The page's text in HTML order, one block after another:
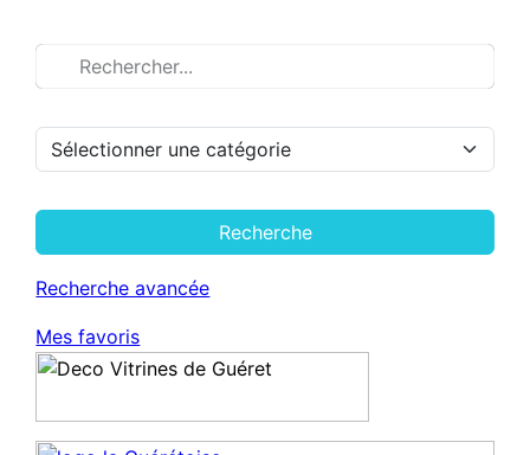
Recherche
Recherche avancée
Mes favoris